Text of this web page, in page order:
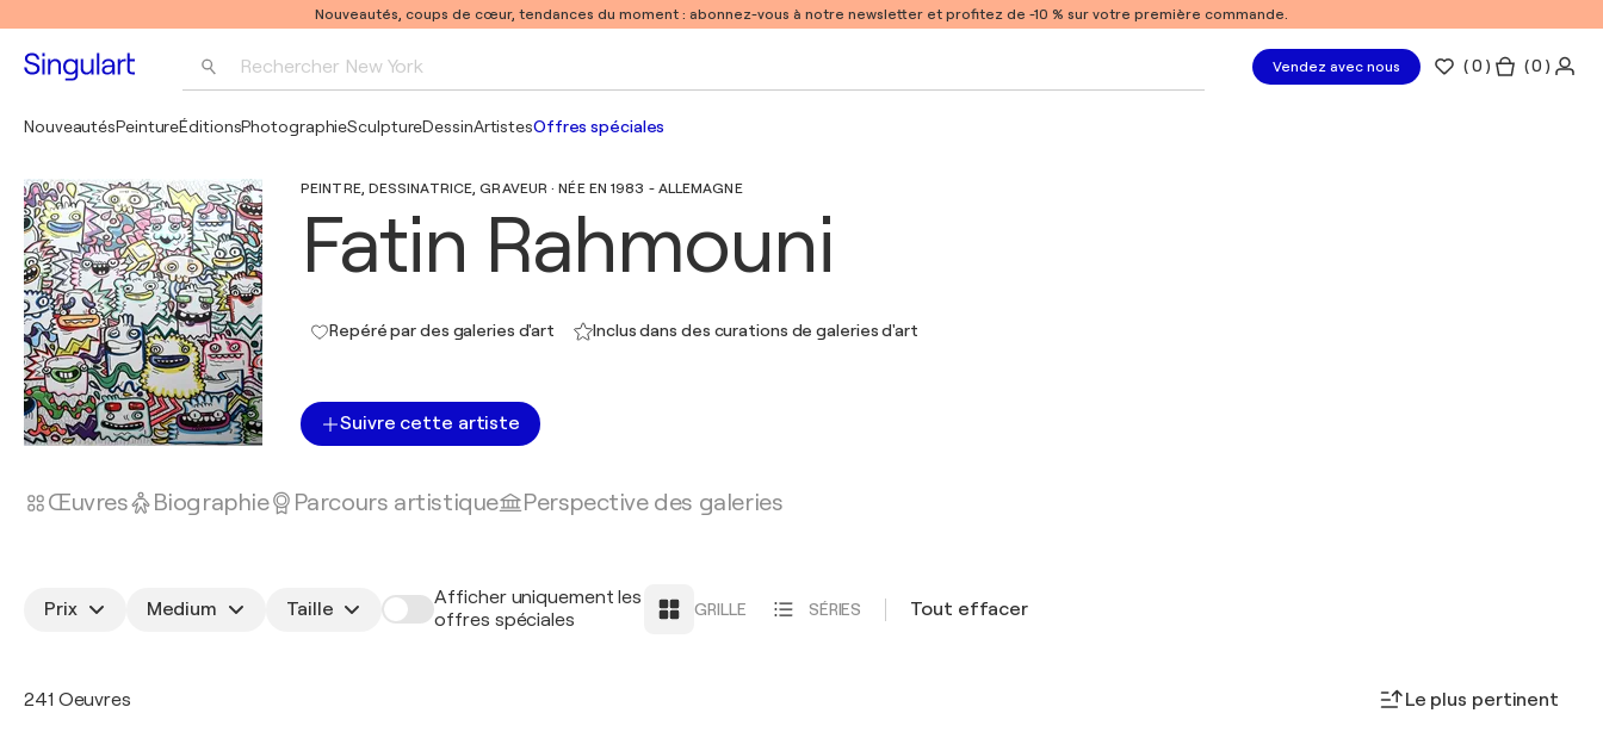
Nouveautés, coups de cœur, tendances du moment : abonnez-vous à notre newsletter et profitez de -10 % sur votre première commande.
Rechercher New York Vendez avec nous (0 ) ( 0 )
NouveautésPeintureÉditionsPhotographieSculptureDessinArtistesOffres spéciales
PEINTRE, DESSINATRICE, GRAVEUR · NÉE EN 1983 - ALLEMAGNE
Fatin Rahmouni
Repéré par des galeries d'art Inclus dans des curations de galeries d'art
Suivre cette artiste
Œuvres Biographie Parcours artistique Perspective des galeries
Prix Medium Taille
Afficher uniquement les
offres spéciales
GRILLE SÉRIES Tout effacer
241 Oeuvres Le plus pertinent